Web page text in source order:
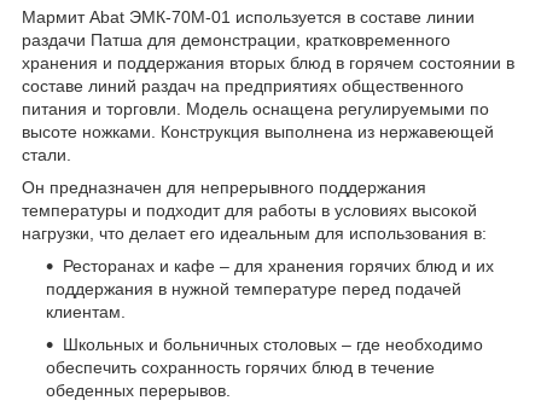
Мармит Abat ЭМК-70М-01 используется в составе линии
раздачи Патша для демонстрации, кратковременного
хранения и поддержания вторых блюд в горячем состоянии в
составе линий раздач на предприятиях общественного
питания и торговли. Модель оснащена регулируемыми по
высоте ножками. Конструкция выполнена из нержавеющей
стали.
Он предназначен для непрерывного поддержания
температуры и подходит для работы в условиях высокой
нагрузки, что делает его идеальным для использования в:
Ресторанах и кафе – для хранения горячих блюд и их
поддержания в нужной температуре перед подачей
клиентам.
Школьных и больничных столовых – где необходимо
обеспечить сохранность горячих блюд в течение
обеденных перерывов.